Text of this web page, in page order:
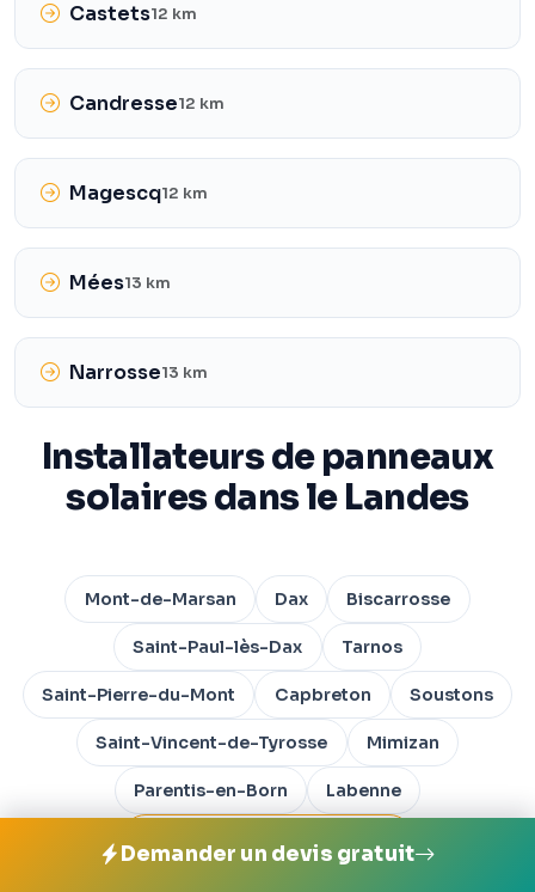
Castets12 km
Candresse12 km
Magescq12 km
Mées13 km
Narrosse13 km
Installateurs de panneaux
solaires dans le Landes
Mont-de-Marsan Dax Biscarrosse
Saint-Paul-lès-Dax Tarnos
Saint-Pierre-du-Mont Capbreton Soustons
Saint-Vincent-de-Tyrosse Mimizan
Parentis-en-Born Labenne
Demander un devis gratuit